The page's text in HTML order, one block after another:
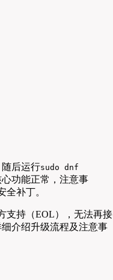
后运行sudo dnf
功能正常，注意事
补丁。
支持（EOL），无法再接
介绍升级流程及注意事